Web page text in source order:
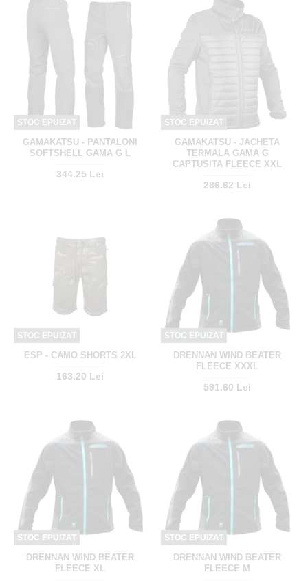
STOC EPUIZAT
GAMAKATSU - PANTALONI
SOFTSHELL GAMA G L
344.25 Lei
STOC EPUIZAT
GAMAKATSU - JACHETA
TERMALA GAMA G
CAPTUSITA FLEECE XXL
286.62 Lei
STOC EPUIZAT
ESP - CAMO SHORTS 2XL
163.20 Lei
STOC EPUIZAT
DRENNAN WIND BEATER
FLEECE XXXL
591.60 Lei
STOC EPUIZAT
DRENNAN WIND BEATER
FLEECE XL
STOC EPUIZAT
DRENNAN WIND BEATER
FLEECE M